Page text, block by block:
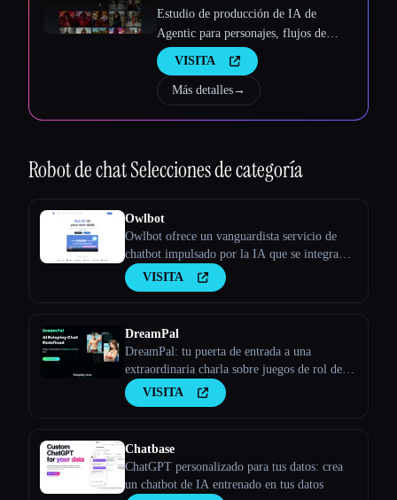
Estudio de producción de IA de
Agentic para personajes, flujos de
trabajo y vídeos coherentes
VISITA
Más detalles→
Robot de chatSelecciones de categoría
Owlbot
Owlbot ofrece un vanguardista servicio de
chatbot impulsado por la IA que se integra
perfectamente con tus datos para ofrecer
respuestas instantáneas para ti, tus clientes o
VISITA
DreamPal
DreamPal: tu puerta de entrada a una
extraordinaria charla sobre juegos de rol de
IA
VISITA
Chatbase
ChatGPT personalizado para tus datos: crea
un chatbot de IA entrenado en tus datos